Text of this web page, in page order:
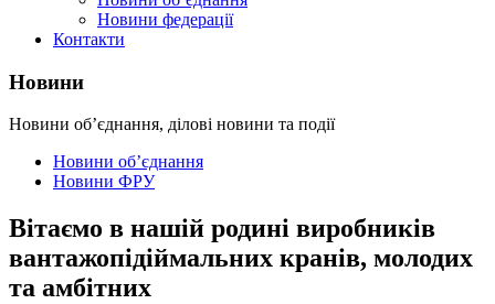
Новини федерації
Контакти
Новини
Новини об’єднання, ділові новини та події
Новини об’єднання
Новини ФРУ
Вітаємо в нашій родині виробників
вантажопідіймальних кранів, молодих
та амбітних